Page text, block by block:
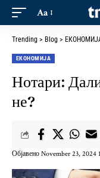
Aa
Trending > Blog >
ЕКОНОМИЈА
Нотари:
не?
Објавено November 23, 2024